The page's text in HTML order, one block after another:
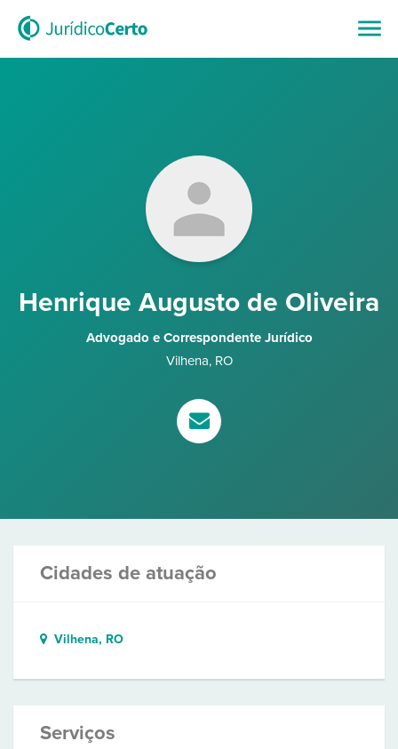
Henrique Augusto de Oliveira
Advogado e Correspondente Jurídico
Vilhena, RO
Cidades de atuação
Vilhena, RO
Serviços